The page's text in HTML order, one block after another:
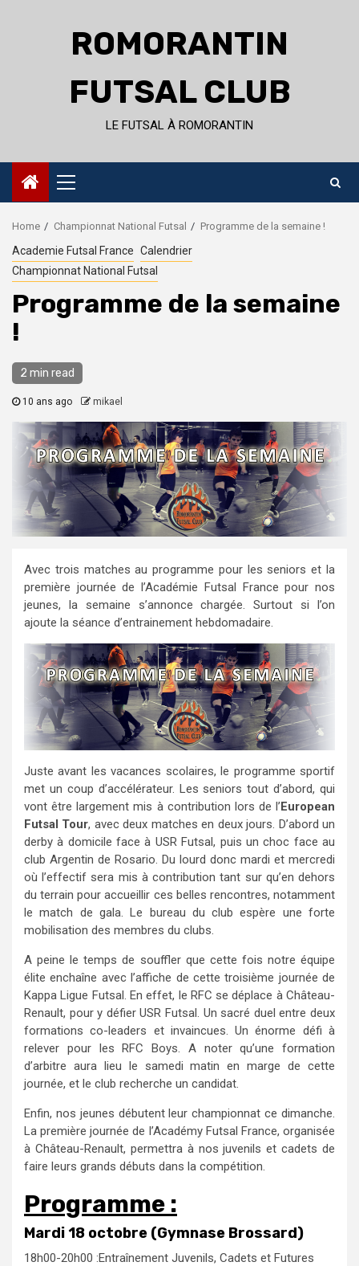
ROMORANTIN
FUTSAL CLUB
LE FUTSAL À ROMORANTIN
Primary
Menu
Home Championnat National Futsal Programme de la semaine !
Academie Futsal France Calendrier
Championnat National Futsal
Programme de la semaine
!
2 min read
10 ans ago mikael
Avec trois matches au programme pour les seniors et la
première journée de l’Académie Futsal France pour nos
jeunes, la semaine s’annonce chargée. Surtout si l’on
ajoute la séance d’entrainement hebdomadaire.
Juste avant les vacances scolaires, le programme sportif
met un coup d’accélérateur. Les seniors tout d’abord, qui
vont être largement mis à contribution lors de l’European
Futsal Tour, avec deux matches en deux jours. D’abord un
derby à domicile face à USR Futsal, puis un choc face au
club Argentin de Rosario. Du lourd donc mardi et mercredi
où l’effectif sera mis à contribution tant sur qu’en dehors
du terrain pour accueillir ces belles rencontres, notamment
le match de gala. Le bureau du club espère une forte
mobilisation des membres du clubs.
A peine le temps de souffler que cette fois notre équipe
élite enchaîne avec l’affiche de cette troisième journée de
Kappa Ligue Futsal. En effet, le RFC se déplace à Château-
Renault, pour y défier USR Futsal. Un sacré duel entre deux
formations co-leaders et invaincues. Un énorme défi à
relever pour les RFC Boys. A noter qu’une formation
d’arbitre aura lieu le samedi matin en marge de cette
journée, et le club recherche un candidat.
Enfin, nos jeunes débutent leur championnat ce dimanche.
La première journée de l’Académy Futsal France, organisée
à Château-Renault, permettra à nos juvenils et cadets de
faire leurs grands débuts dans la compétition.
Programme :
Mardi 18 octobre (Gymnase Brossard)
18h00-20h00 :Entraînement Juvenils, Cadets et Futures